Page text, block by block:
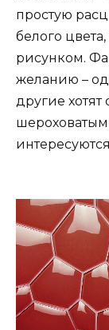
простую
белого
рисунком.
желанию –
другие
шероховатым